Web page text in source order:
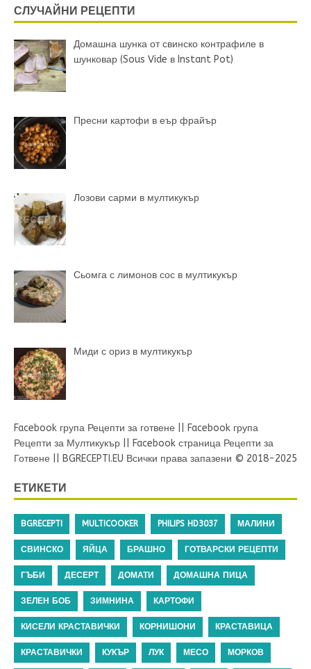
СЛУЧАЙНИ РЕЦЕПТИ
Домашна шунка от свинско контрафиле в
шунковар (Sous Vide в Instant Pot)
Пресни картофи в еър фрайър
Лозови сарми в мултикукър
Сьомга с лимонов сос в мултикукър
Миди с ориз в мултикукър
Facebook група Рецепти за готвене
Facebook група
Рецепти за Мултикукър
Facebook страница Рецепти за
Готвене
BGRECEPTI.EU Всички права запазени © 2018-2025
ЕТИКЕТИ
BGRECEPTI MULTICOOKER PHILIPS HD3037 МАЛИНИ
СВИНСКО ЯЙЦА БРАШНО ГОТВАРСКИ РЕЦЕПТИ
ГЪБИ ДЕСЕРТ ДОМАТИ ДОМАШНА ПИЦА
ЗЕЛЕН БОБ ЗИМНИНА КАРТОФИ
КИСЕЛИ КРАСТАВИЧКИ КОРНИШОНИ КРАСТАВИЦА
КРАСТАВИЧКИ КУКЪР ЛУК МЕСО МОРКОВ